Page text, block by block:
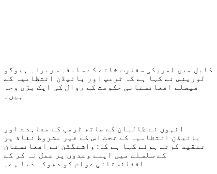
کابل میں امریکی سفارت خانے کے سابقہ سربراہ ہیوگو
لورینس نے کہا ہے کہ ٹرمپ اور بائیڈن انتظامیہ کے
فیصلے افغانستانی حکومت کے زوال کی ایک بڑی وجہ
ہیں۔
انہوں نے طالبان کے ساتھ ٹرمپ کے معاہدے اور
بائیڈن انتظامیہ کے تحت اس کے غیر مشروط نفاذ پر
تنقید کرتے ہوئے کہا ہے کہ: واشنگٹن نے افغانستان
کے سلسلے میں اپنے وعدوں پر عمل نہ کر کے
افغانستانی عوام کو دھوکہ دیا ہے۔